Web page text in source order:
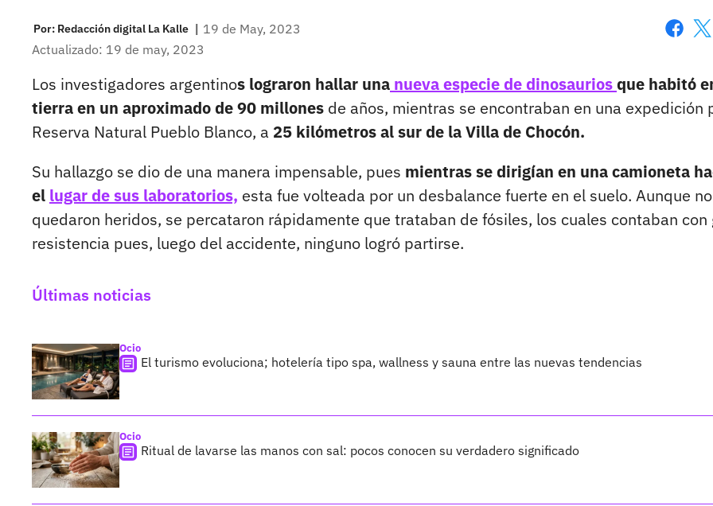
Por: Redacción digital La Kalle | 19 de May, 2023
Actualizado: 19 de may, 2023
Los investigadores argentinos lograron hallar una nueva especie de dinosauriosque habitó
tierra en un aproximado de 90 millones de años, mientras se encontraban en una expedición
Reserva Natural Pueblo Blanco, a 25 kilómetros al sur de la Villa de Chocón.
Su hallazgo se dio de una manera impensable, pues mientras se dirigían en una camioneta
el lugar de sus laboratorios, esta fue volteada por un desbalance fuerte en el suelo. Aunque no
quedaron heridos, se percataron rápidamente que trataban de fósiles, los cuales contaban con
resistencia pues, luego del accidente, ninguno logró partirse.
Últimas noticias
Ocio
El turismo evoluciona; hotelería tipo spa, wallness y sauna entre las nuevas tendencias
Ocio
Ritual de lavarse las manos con sal: pocos conocen su verdadero significado